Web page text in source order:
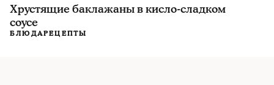
Хрустящие баклажаны в кисло-сладком
соусе
БЛЮДАРЕЦЕПТЫ